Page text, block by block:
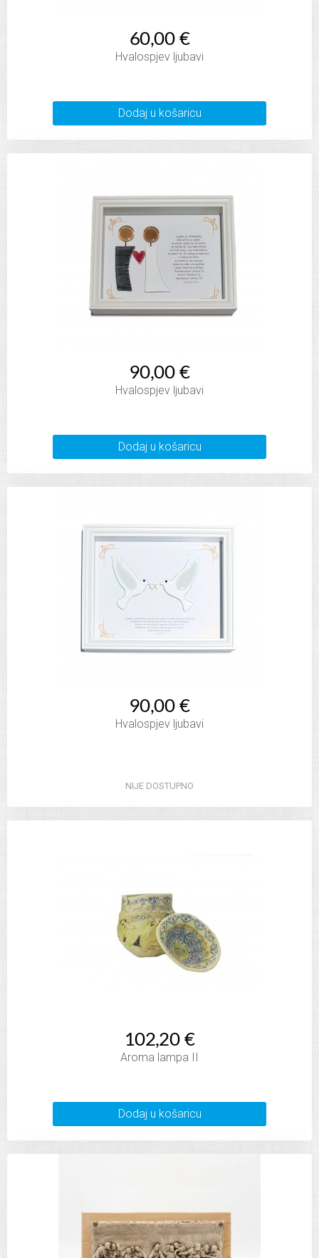
60,00 €
Hvalospjev ljubavi
Dodaj u košaricu
90,00 €
Hvalospjev ljubavi
Dodaj u košaricu
90,00 €
Hvalospjev ljubavi
NIJE DOSTUPNO
102,20 €
Aroma lampa II
Dodaj u košaricu